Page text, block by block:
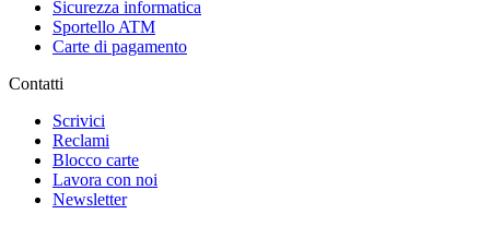
Sicurezza informatica
Sportello ATM
Carte di pagamento
Contatti
Scrivici
Reclami
Blocco carte
Lavora con noi
Newsletter